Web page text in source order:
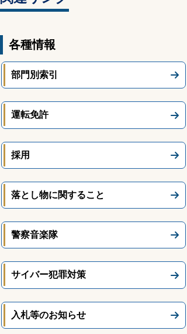
各種情報
部門別索引
運転免許
採用
落とし物に関すること
警察音楽隊
サイバー犯罪対策
入札等のお知らせ